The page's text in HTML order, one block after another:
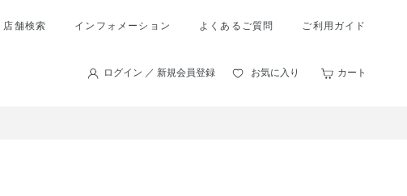
店舗検索 インフォメーション よくあるご質問 ご利用ガイド
ログイン ／ 新規会員登録 お気に入り カート